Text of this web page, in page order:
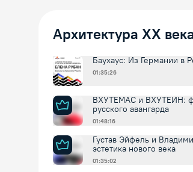
Архитектура XX
Баухаус: Из Германии в
01:35:26
ВХУТЕМАС и ВХУТЕИН:
русского авангарда
01:48:16
Густав Эйфель и
эстетика нового века
01:35:02